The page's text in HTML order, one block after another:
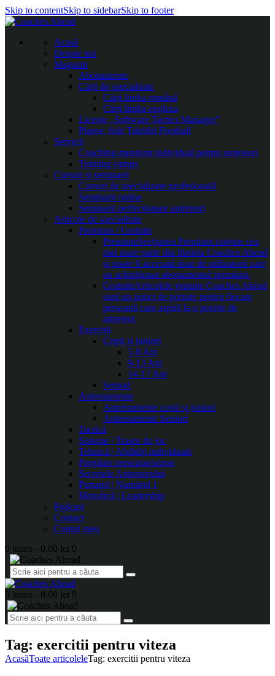
Skip to contentSkip to sidebarSkip to footer
Acasă
Despre noi
Magazin
Abonamente
Cărți de specialitate
Cărți limba română
Cărți limba engleza
Licențe „Software Tactics Manager”
Planșe, folii Taktifol Football
Servicii
Coaching-mentorat individual pentru antrenori
Training camps
Cursuri și seminarii
Cursuri de specializare profesională
Seminarii online
Seminarii perfecționare antrenori
Articole de specialitate
Premium / Gratuite
PremiumSecțiunea Premium conține cea
mai mare parte din librăria Coaches Ahead
și poate fi accesată doar de utilizatorii care
au achiziționat abonamentul premium.
GratuiteArticolele gratuite Coaches Ahead
sunt un punct de pornire pentru fiecare
persoană care aspiră la o poziție de
antrenor.
Exerciții
Copii și juniori
5-8 Ani
9-13 Ani
14-17 Ani
Seniori
Antrenamente
Antrenamente copii și juniori
Antrenamente Seniori
Tactică
Sisteme | Trasee de joc
Tehnică | Abilități individuale
Pregătire presezon/sezon
Secretele Antrenorului
Portarul | Numărul 1
Metodică | Leadership
Podcast
Contact
Contul meu
0 items - 0.00 lei 0
0 items - 0.00 lei 0
Tag: exercitii pentru viteza
AcasăToate articoleleTag: exercitii pentru viteza